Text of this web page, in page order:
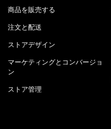
商品を販売する
注文と配送
ストアデザイン
マーケティングとコンバージョ
ン
ストア管理